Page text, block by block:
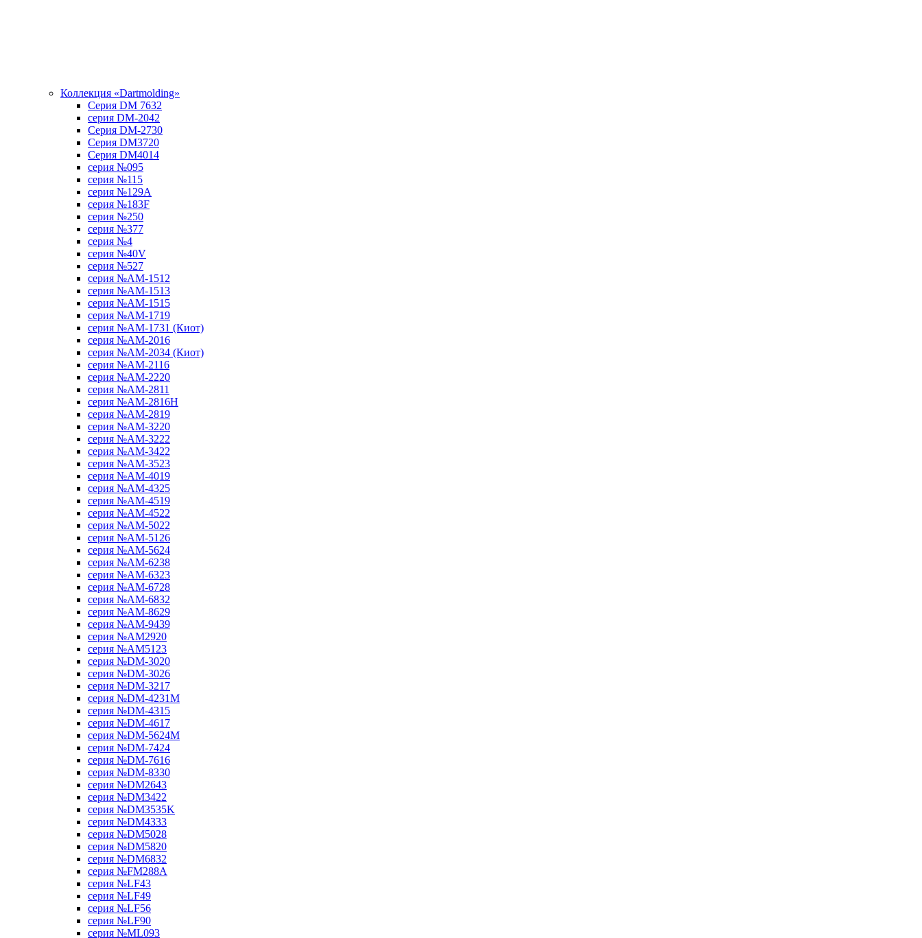
Коллекция «Dartmolding»
Серия DM 7632
серия DM-2042
Серия DM-2730
Серия DM3720
Серия DM4014
серия №095
серия №115
серия №129A
серия №183F
серия №250
серия №377
серия №4
серия №40V
серия №527
серия №AM-1512
серия №AM-1513
серия №AM-1515
серия №AM-1719
серия №AM-1731 (Киот)
серия №AM-2016
серия №AM-2034 (Киот)
серия №AM-2116
серия №AM-2220
серия №AM-2811
серия №AM-2816H
серия №AM-2819
серия №AM-3220
серия №AM-3222
серия №AM-3422
серия №AM-3523
серия №AM-4019
серия №AM-4325
серия №AM-4519
серия №AM-4522
серия №AM-5022
серия №AM-5126
серия №AM-5624
серия №AM-6238
серия №AM-6323
серия №AM-6728
серия №AM-6832
серия №AM-8629
серия №AM-9439
серия №AM2920
серия №AM5123
серия №DM-3020
серия №DM-3026
серия №DM-3217
серия №DM-4231M
серия №DM-4315
серия №DM-4617
серия №DM-5624M
серия №DM-7424
серия №DM-7616
серия №DM-8330
серия №DM2643
серия №DM3422
серия №DM3535K
серия №DM4333
серия №DM5028
серия №DM5820
серия №DM6832
серия №FM288A
серия №LF43
серия №LF49
серия №LF56
серия №LF90
серия №ML093